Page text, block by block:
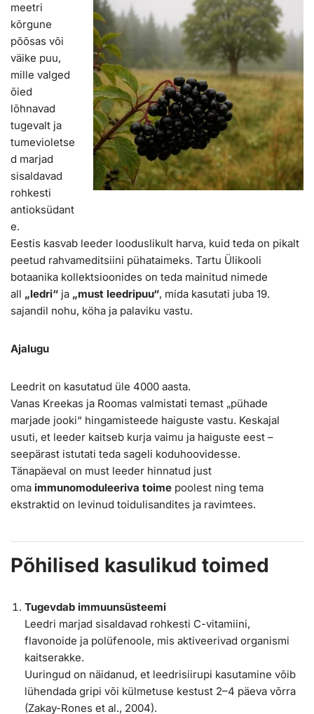
meetri
kõrgune
põõsas või
väike puu,
mille valged
õied
lõhnavad
tugevalt ja
tumevioletse
d marjad
sisaldavad
rohkesti
antioksüdant
e.
Eestis kasvab leeder looduslikult harva, kuid teda on pikalt
peetud rahvameditsiini pühataimeks. Tartu Ülikooli
botaanika kollektsioonides on teda mainitud nimede
all „ledri“ ja „must leedripuu“, mida kasutati juba 19.
sajandil nohu, köha ja palaviku vastu.
Ajalugu
Leedrit on kasutatud üle 4000 aasta.
Vanas Kreekas ja Roomas valmistati temast „pühade
marjade jooki“ hingamisteede haiguste vastu. Keskajal
usuti, et leeder kaitseb kurja vaimu ja haiguste eest –
seepärast istutati teda sageli koduhoovidesse.
Tänapäeval on must leeder hinnatud just
oma immunomoduleeriva toime poolest ning tema
ekstraktid on levinud toidulisandites ja ravimtees.
Põhilised kasulikud toimed
Tugevdab immuunsüsteemi
Leedri marjad sisaldavad rohkesti C-vitamiini,
flavonoide ja polüfenoole, mis aktiveerivad organismi
kaitserakke.
Uuringud on näidanud, et leedrisiirupi kasutamine võib
lühendada gripi või külmetuse kestust 2–4 päeva võrra
(Zakay-Rones et al., 2004).